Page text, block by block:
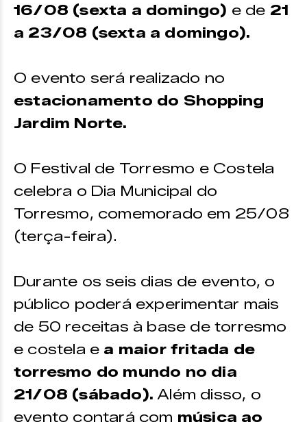
16/08 (sexta a domingo) e de 21
a 23/08 (sexta a domingo).
O evento será realizado no
estacionamento do Shopping
Jardim Norte.
O Festival de Torresmo e Costela
celebra o Dia Municipal do
Torresmo, comemorado em 25/08
(terça-feira).
Durante os seis dias de evento, o
público poderá experimentar mais
de 50 receitas à base de torresmo
e costela e a maior fritada de
torresmo do mundo no dia
21/08 (sábado). Além disso, o
evento contará com música ao